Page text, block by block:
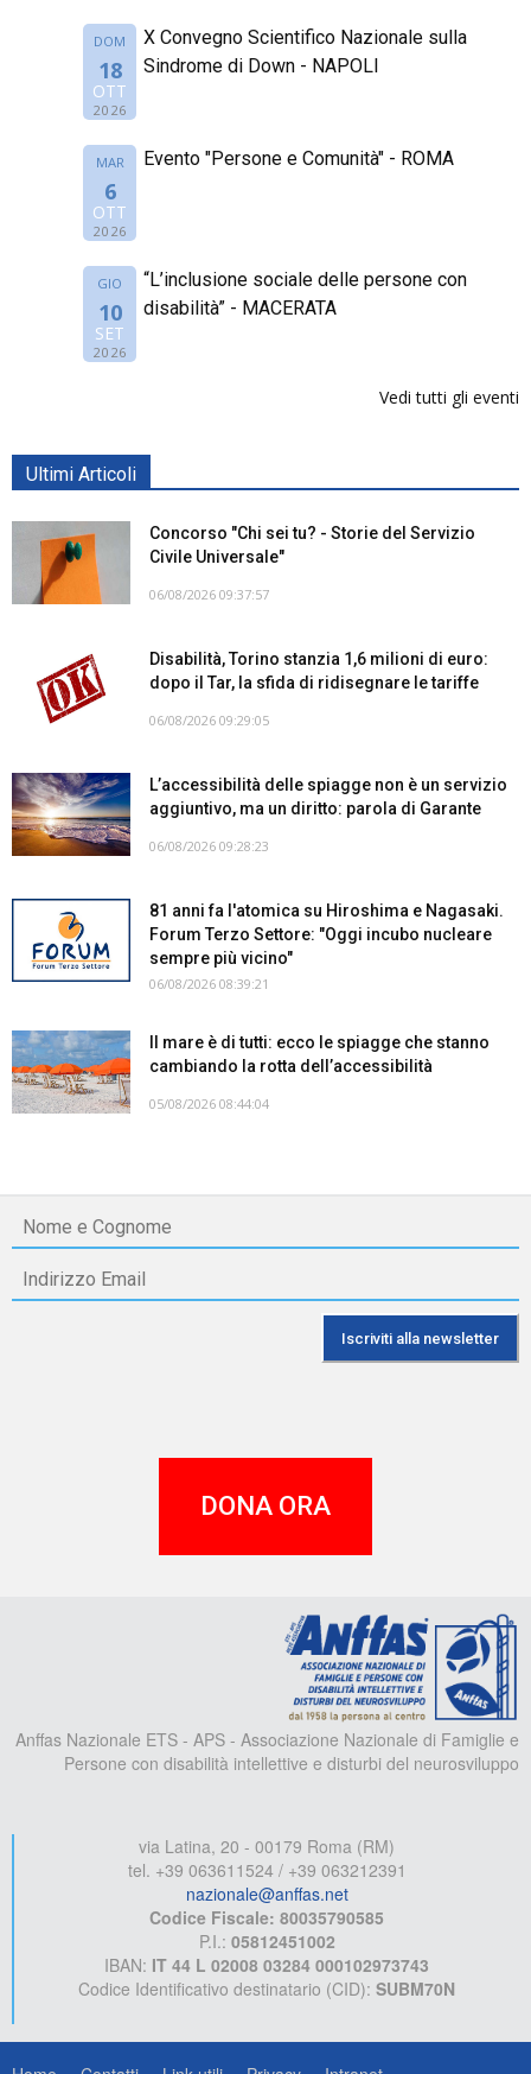
DOM
18
OTT
2026
X Convegno Scientifico Nazionale sulla
Sindrome di Down - NAPOLI
MAR
6
OTT
2026
Evento "Persone e Comunità" - ROMA
GIO
10
SET
2026
“L’inclusione sociale delle persone con
disabilità” - MACERATA
Vedi tutti gli eventi
Ultimi Articoli
Concorso "Chi sei tu? - Storie del Servizio
Civile Universale"
06/08/2026 09:37:57
Disabilità, Torino stanzia 1,6 milioni di euro:
dopo il Tar, la sfida di ridisegnare le tariffe
06/08/2026 09:29:05
L’accessibilità delle spiagge non è un servizio
aggiuntivo, ma un diritto: parola di Garante
06/08/2026 09:28:23
81 anni fa l'atomica su Hiroshima e Nagasaki.
Forum Terzo Settore: "Oggi incubo nucleare
sempre più vicino"
06/08/2026 08:39:21
Il mare è di tutti: ecco le spiagge che stanno
cambiando la rotta dell’accessibilità
05/08/2026 08:44:04
DONA ORA
Anffas Nazionale ETS - APS - Associazione Nazionale di Famiglie e
Persone con disabilità intellettive e disturbi del neurosviluppo
via Latina, 20 - 00179 Roma (RM)
tel. +39 063611524 / +39 063212391
nazionale@anffas.net
Codice Fiscale: 80035790585
P.I.: 05812451002
IBAN: IT 44 L 02008 03284 000102973743
Codice Identificativo destinatario (CID): SUBM70N